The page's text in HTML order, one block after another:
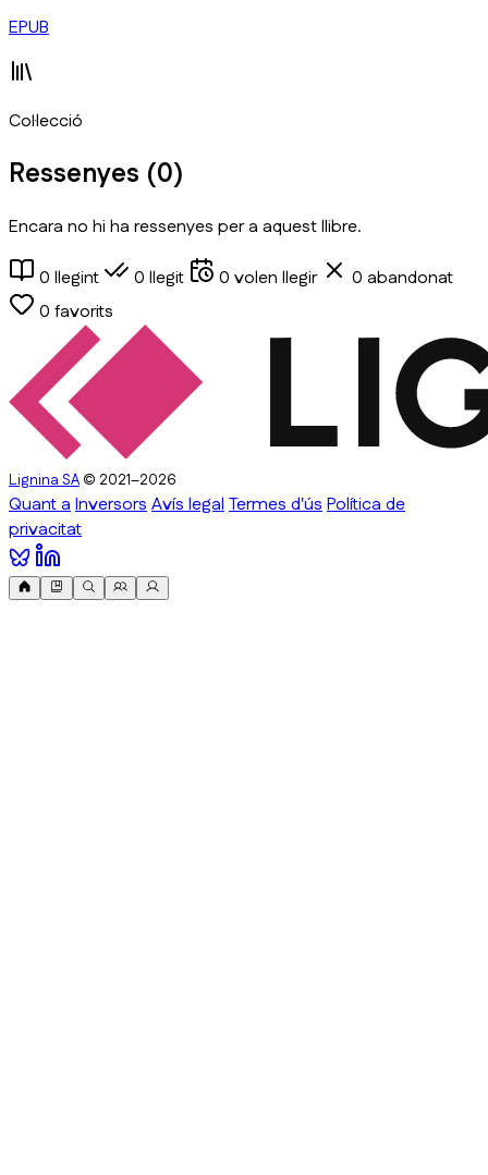
EPUB
Col·lecció
Ressenyes (0)
Encara no hi ha ressenyes per a aquest llibre.
0 llegint 0 llegit 0 volen llegir 0 abandonat
0 favorits
Lignina SA © 2021–2026
Quant aInversorsAvís legalTermes d'úsPolítica de
privacitat